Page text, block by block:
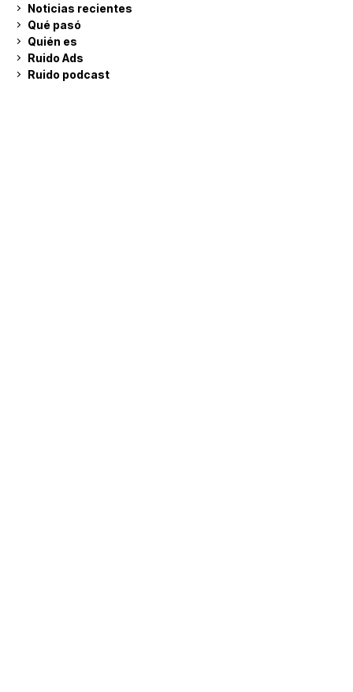
Noticias recientes
Qué pasó
Quién es
Ruido Ads
Ruido podcast